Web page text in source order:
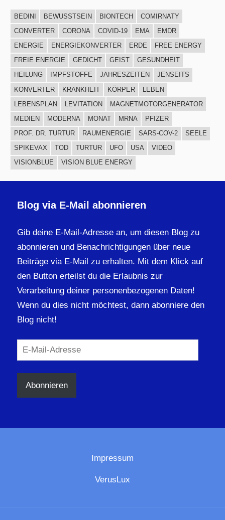
BEDINI BEWUSSTSEIN BIONTECH
COMIRNATY
CONVERTER
CORONA COVID-19 EMA
EMDR
ENERGIE
ENERGIEKONVERTER ERDE
FREE ENERGY
FREIE ENERGIE
GEDICHT GEIST
GESUNDHEIT
HEILUNG
IMPFSTOFFE JAHRESZEITEN
JENSEITS
KONVERTER
KRANKHEIT KÖRPER
LEBEN
LEBENSPLAN
LEVITATION
MAGNETMOTORGENERATOR
MEDIEN
MODERNA MONAT MRNA
PFIZER
PROF. DR. TURTUR
RAUMENERGIE SARS-COV-2
SEELE
SPIKEVAX
TOD TURTUR UFO USA
VIDEO
VISIONBLUE
VISION BLUE ENERGY
Blog via E-Mail abonnieren
Gib deine E-Mail-Adresse an, um diesen Blog zu
abonnieren und Benachrichtigungen über neue
Beiträge via E-Mail zu erhalten. Mit dem Klick auf
den Button erteilst du die Erlaubnis zur
Verarbeitung deiner personenbezogenen Daten!
Wenn du dies nicht möchtest, dann abonniere den
Blog nicht!
E-
Mail-
Adresse
Abonnieren
Impressum
VerusLux